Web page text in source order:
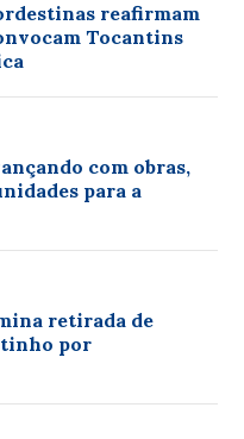
reafirmam
Tocantins
com obras,
para a
retirada de
por